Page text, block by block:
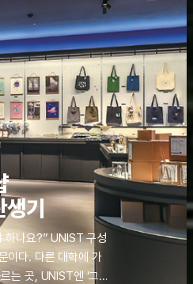
생기
하나요?” UNIST 구성
이다. 다른 대학에 가
는 곳, UNIST엔 ‘그